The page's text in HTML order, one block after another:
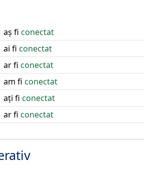
aș fi conectat
ai fi conectat
ar fi conectat
am fi conectat
ați fi conectat
ar fi conectat